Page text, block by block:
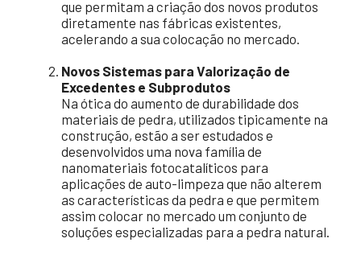
que permitam a criação dos novos produtos
diretamente nas fábricas existentes,
acelerando a sua colocação no mercado.
Novos Sistemas para Valorização de
Excedentes e Subprodutos
Na ótica do aumento de durabilidade dos
materiais de pedra, utilizados tipicamente na
construção, estão a ser estudados e
desenvolvidos uma nova família de
nanomateriais fotocatalíticos para
aplicações de auto-limpeza que não alterem
as características da pedra e que permitem
assim colocar no mercado um conjunto de
soluções especializadas para a pedra natural.